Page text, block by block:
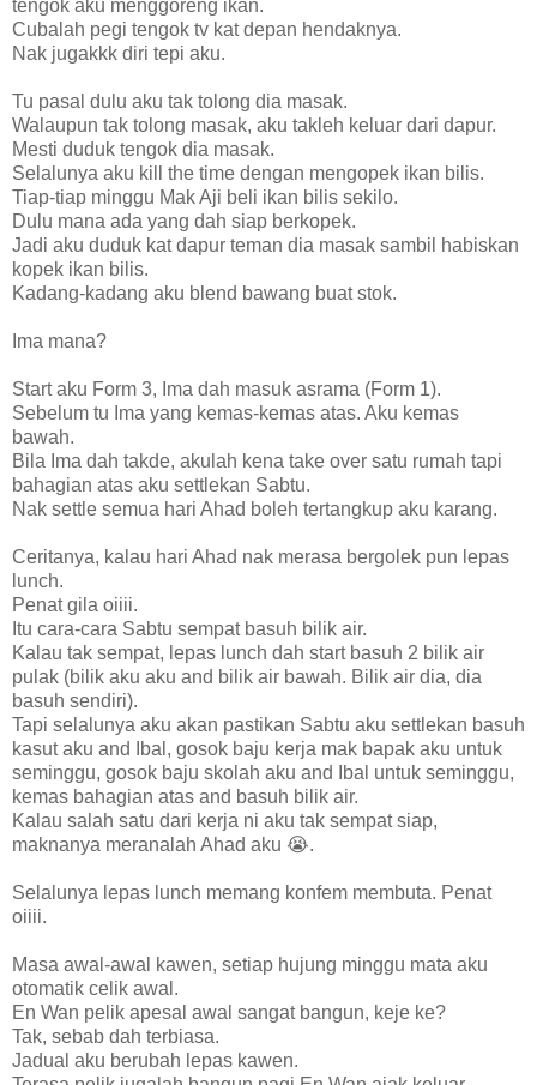
tengok aku menggoreng ikan.
Cubalah pegi tengok tv kat depan hendaknya.
Nak jugakkk diri tepi aku.
Tu pasal dulu aku tak tolong dia masak.
Walaupun tak tolong masak, aku takleh keluar dari dapur.
Mesti duduk tengok dia masak.
Selalunya aku kill the time dengan mengopek ikan bilis.
Tiap-tiap minggu Mak Aji beli ikan bilis sekilo.
Dulu mana ada yang dah siap berkopek.
Jadi aku duduk kat dapur teman dia masak sambil habiskan
kopek ikan bilis.
Kadang-kadang aku blend bawang buat stok.
Ima mana?
Start aku Form 3, Ima dah masuk asrama (Form 1).
Sebelum tu Ima yang kemas-kemas atas. Aku kemas
bawah.
Bila Ima dah takde, akulah kena take over satu rumah tapi
bahagian atas aku settlekan Sabtu.
Nak settle semua hari Ahad boleh tertangkup aku karang.
Ceritanya, kalau hari Ahad nak merasa bergolek pun lepas
lunch.
Penat gila oiiii.
Itu cara-cara Sabtu sempat basuh bilik air.
Kalau tak sempat, lepas lunch dah start basuh 2 bilik air
pulak (bilik aku aku and bilik air bawah. Bilik air dia, dia
basuh sendiri).
Tapi selalunya aku akan pastikan Sabtu aku settlekan basuh
kasut aku and Ibal, gosok baju kerja mak bapak aku untuk
seminggu, gosok baju skolah aku and Ibal untuk seminggu,
kemas bahagian atas and basuh bilik air.
Kalau salah satu dari kerja ni aku tak sempat siap,
maknanya meranalah Ahad aku 😭.
Selalunya lepas lunch memang konfem membuta. Penat
oiiii.
Masa awal-awal kawen, setiap hujung minggu mata aku
otomatik celik awal.
En Wan pelik apesal awal sangat bangun, keje ke?
Tak, sebab dah terbiasa.
Jadual aku berubah lepas kawen.